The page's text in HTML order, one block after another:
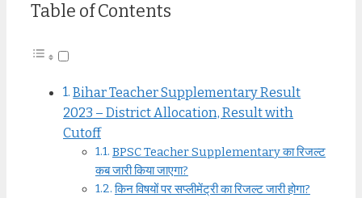
Table of Contents
Bihar Teacher Supplementary Result
2023 – District Allocation, Result with
Cutoff
BPSC Teacher Supplementary का रिजल्ट
कब जारी किया जाएगा?
किन विषयों पर सप्लीमेंट्री का रिजल्ट जारी होगा?